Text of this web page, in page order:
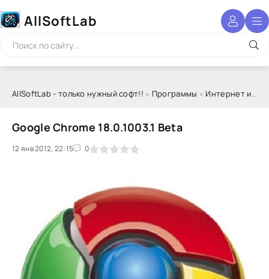
AllSoftLab
AllSoftLab - только нужный софт!! » Программы » Интернет и сеть
Google Chrome 18.0.1003.1 Beta
12 янв 2012, 22:15 0
1 2 3 4 5